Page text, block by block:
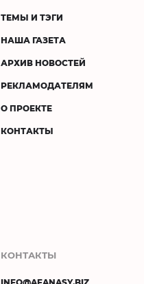
ТЕМЫ И ТЭГИ
НАША ГАЗЕТА
АРХИВ НОВОСТЕЙ
РЕКЛАМОДАТЕЛЯМ
О ПРОЕКТЕ
КОНТАКТЫ
КОНТАКТЫ